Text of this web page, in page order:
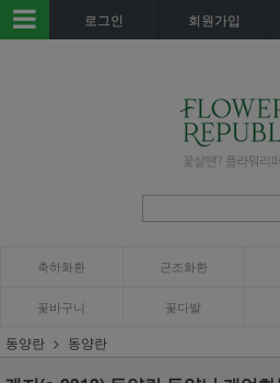
로그인 회원가입
축하화환 근조화환
꽃바구니 꽃다발
동양란 동양란